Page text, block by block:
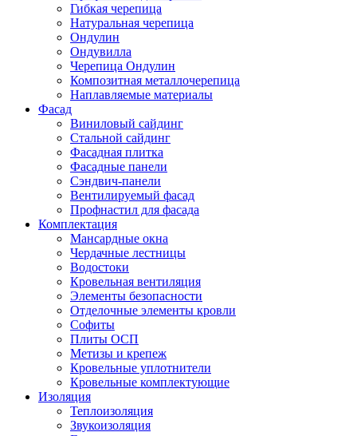
Гибкая черепица
Натуральная черепица
Ондулин
Ондувилла
Черепица Ондулин
Композитная металлочерепица
Наплавляемые материалы
Фасад
Виниловый сайдинг
Стальной сайдинг
Фасадная плитка
Фасадные панели
Сэндвич-панели
Вентилируемый фасад
Профнастил для фасада
Комплектация
Мансардные окна
Чердачные лестницы
Водостоки
Кровельная вентиляция
Элементы безопасности
Отделочные элементы кровли
Софиты
Плиты ОСП
Метизы и крепеж
Кровельные уплотнители
Кровельные комплектующие
Изоляция
Теплоизоляция
Звукоизоляция